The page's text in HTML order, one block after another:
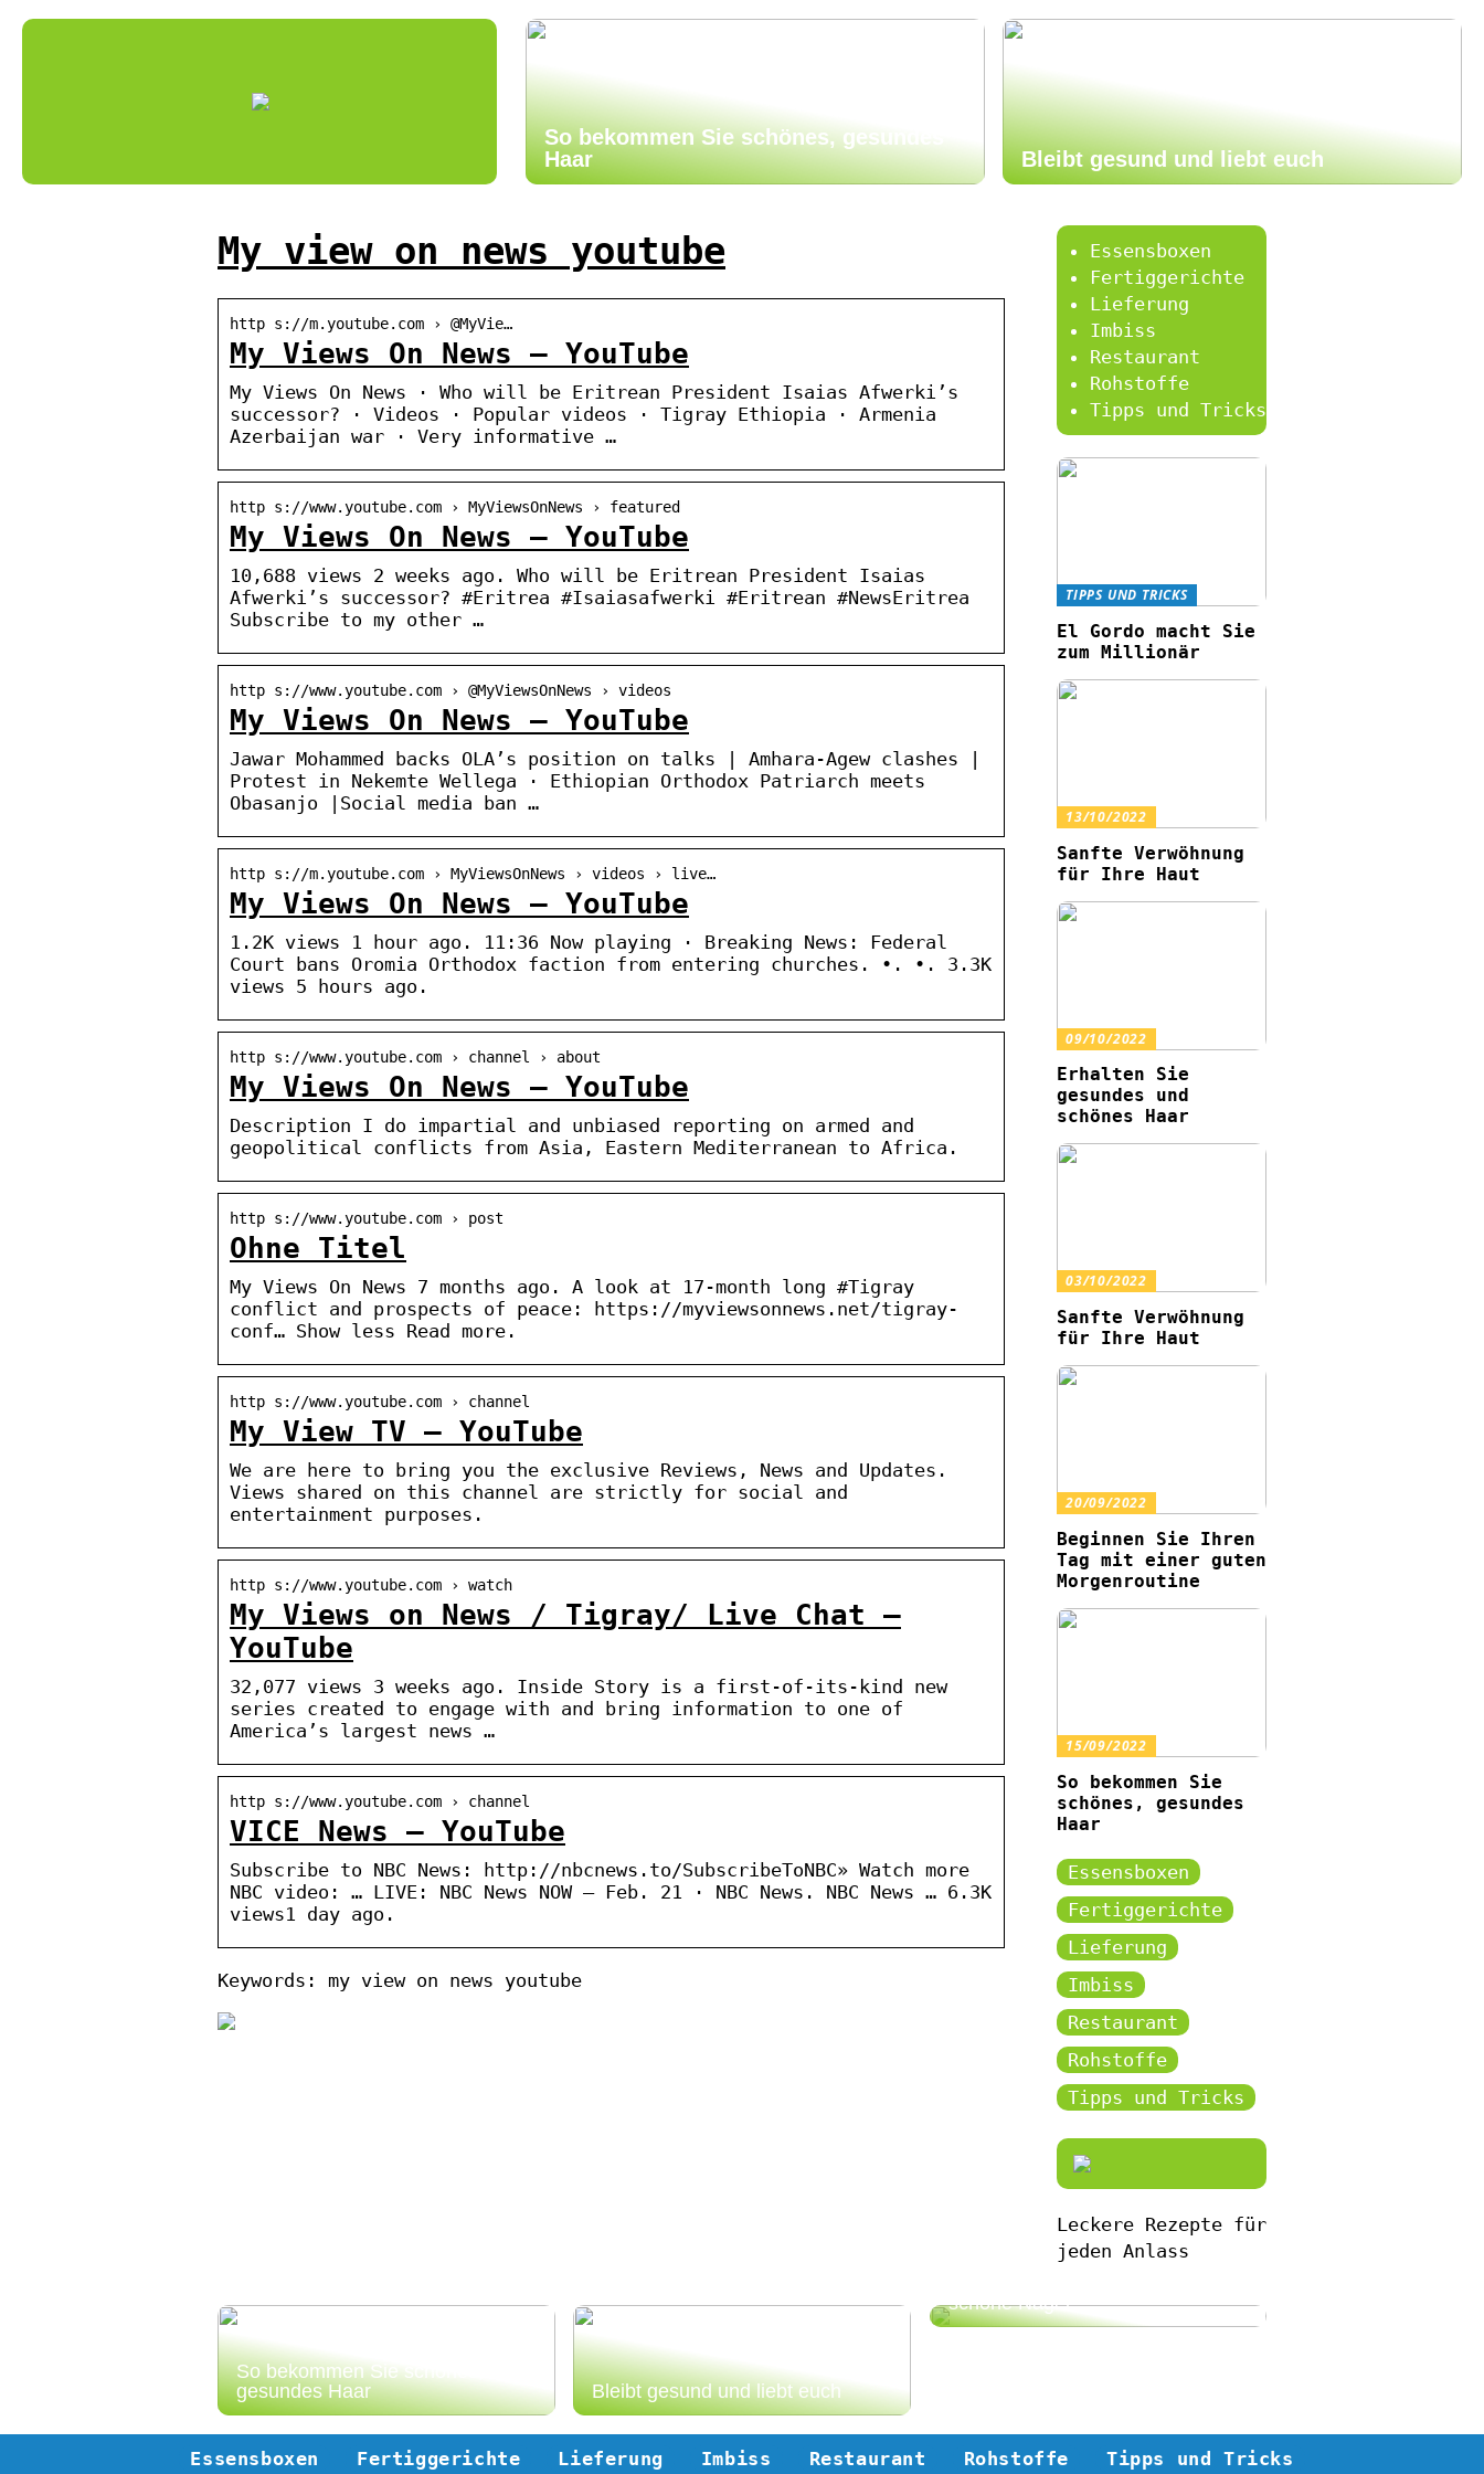
So bekommen Sie schönes, gesundes
Haar
Bleibt gesund und liebt euch
My view on news youtube
http s://m.youtube.com › @MyVie…
My Views On News – YouTube
My Views On News · Who will be Eritrean President Isaias Afwerki’s
successor? · Videos · Popular videos · Tigray Ethiopia · Armenia
Azerbaijan war · Very informative …
http s://www.youtube.com › MyViewsOnNews › featured
My Views On News – YouTube
10,688 views 2 weeks ago. Who will be Eritrean President Isaias
Afwerki’s successor? #Eritrea #Isaiasafwerki #Eritrean #NewsEritrea
Subscribe to my other …
http s://www.youtube.com › @MyViewsOnNews › videos
My Views On News – YouTube
Jawar Mohammed backs OLA’s position on talks | Amhara-Agew clashes |
Protest in Nekemte Wellega · Ethiopian Orthodox Patriarch meets
Obasanjo |Social media ban …
http s://m.youtube.com › MyViewsOnNews › videos › live…
My Views On News – YouTube
1.2K views 1 hour ago. 11:36 Now playing · Breaking News: Federal
Court bans Oromia Orthodox faction from entering churches. •. •. 3.3K
views 5 hours ago.
http s://www.youtube.com › channel › about
My Views On News – YouTube
Description I do impartial and unbiased reporting on armed and
geopolitical conflicts from Asia, Eastern Mediterranean to Africa.
http s://www.youtube.com › post
Ohne Titel
My Views On News 7 months ago. A look at 17-month long #Tigray
conflict and prospects of peace: https://myviewsonnews.net/tigray-
conf… Show less Read more.
http s://www.youtube.com › channel
My View TV – YouTube
We are here to bring you the exclusive Reviews, News and Updates.
Views shared on this channel are strictly for social and
entertainment purposes.
http s://www.youtube.com › watch
My Views on News / Tigray/ Live Chat –
YouTube
32,077 views 3 weeks ago. Inside Story is a first-of-its-kind new
series created to engage with and bring information to one of
America’s largest news …
http s://www.youtube.com › channel
VICE News – YouTube
Subscribe to NBC News: http://nbcnews.to/SubscribeToNBC» Watch more
NBC video: … LIVE: NBC News NOW – Feb. 21 · NBC News. NBC News … 6.3K
views1 day ago.
Keywords: my view on news youtube
Essensboxen
Fertiggerichte
Lieferung
Imbiss
Restaurant
Rohstoffe
Tipps und Tricks
TIPPS UND TRICKS
El Gordo macht Sie
zum Millionär
13/10/2022
Sanfte Verwöhnung
für Ihre Haut
09/10/2022
Erhalten Sie
gesundes und
schönes Haar
03/10/2022
Sanfte Verwöhnung
für Ihre Haut
20/09/2022
Beginnen Sie Ihren
Tag mit einer guten
Morgenroutine
15/09/2022
So bekommen Sie
schönes, gesundes
Haar
Essensboxen
Fertiggerichte
Lieferung
Imbiss
Restaurant
Rohstoffe
Tipps und Tricks
Leckere Rezepte für
jeden Anlass
So bekommen Sie schönes,
gesundes Haar
Bleibt gesund und liebt euch
schöne Nägel
Essensboxen Fertiggerichte Lieferung Imbiss Restaurant Rohstoffe Tipps und Tricks